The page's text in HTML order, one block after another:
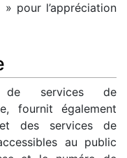
pour l’appréciation
de services de
fournit également
et des services de
au public